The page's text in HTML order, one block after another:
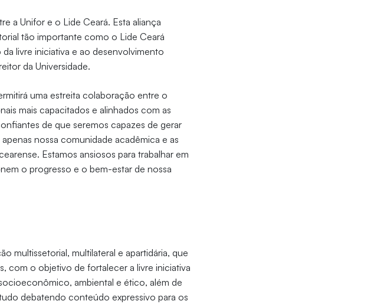
a Unifor e o Lide Ceará. Esta aliança
tão importante como o Lide Ceará
livre iniciativa e ao desenvolvimento
da Universidade.
uma estreita colaboração entre o
mais capacitados e alinhados com as
de que seremos capazes de gerar
nossa comunidade acadêmica e as
Estamos ansiosos para trabalhar em
o progresso e o bem-estar de nossa
multissetorial, multilateral e apartidária, que
com o objetivo de fortalecer a livre iniciativa
ambiental e ético, além de
debatendo conteúdo expressivo para os